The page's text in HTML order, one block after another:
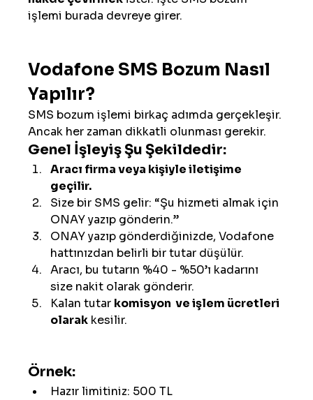
işlemi burada devreye girer.
Vodafone SMS Bozum Nasıl
Yapılır?
SMS bozum işlemi birkaç adımda gerçekleşir.
Ancak her zaman dikkatli olunması gerekir.
Genel İşleyiş Şu Şekildedir:
Aracı firma veya kişiyle iletişime
geçilir.
Size bir SMS gelir: “Şu hizmeti almak için
ONAY yazıp gönderin.”
ONAY yazıp gönderdiğinizde, Vodafone
hattınızdan belirli bir tutar düşülür.
Aracı, bu tutarın %40 - %50’ı kadarını
size nakit olarak gönderir.
Kalan tutar komisyon  ve işlem ücretleri
olarak kesilir.
Örnek:
Hazır limitiniz: 500 TL